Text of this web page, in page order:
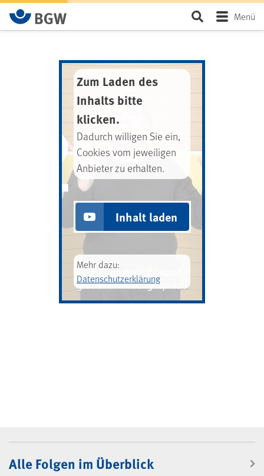
Zum Hauptinhalt springen SeiteMenü
Zum Laden des
Inhalts bitte
klicken.
Dadurch willigen Sie ein,
Cookies vom jeweiligen
Anbieter zu erhalten.
Inhalt laden
Mehr dazu:
Datenschutzerklärung
BGW-Podcast
Alle Folgen im Überblick